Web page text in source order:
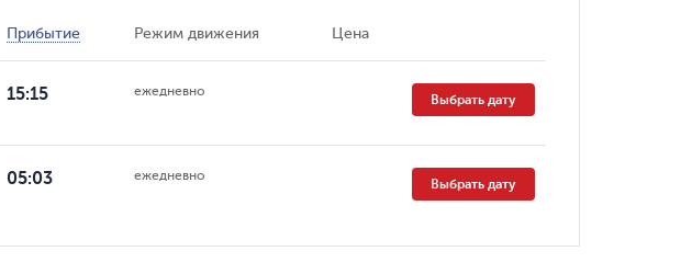
Прибытие Режим движения Цена
15:15 ежедневно
Выбрать дату
05:03 ежедневно
Выбрать дату